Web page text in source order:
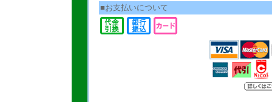
■お支払いについて